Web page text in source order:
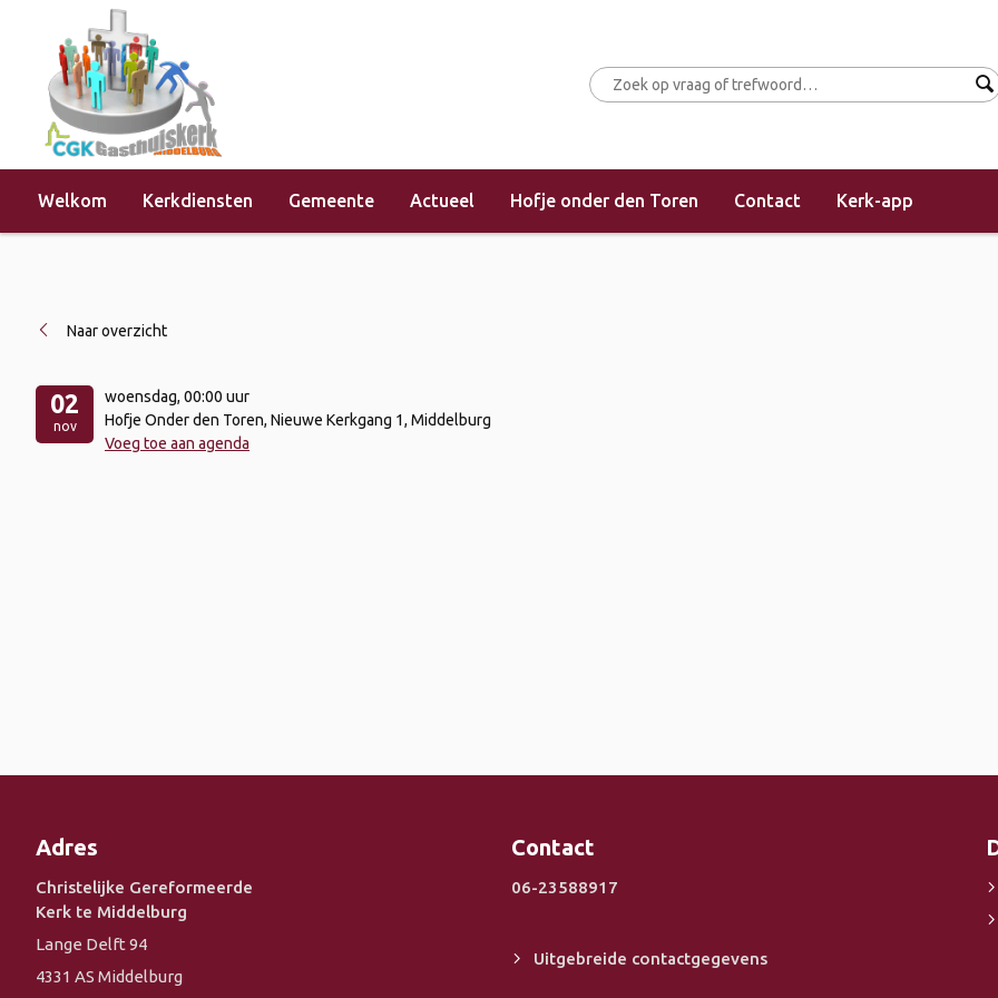
Welkom Kerkdiensten Gemeente Actueel Hofje onder den Toren Contact Kerk-app
Home »Evenementen »Alpha Youth
Naar overzicht
02
nov
woensdag, 00:00 uur
Hofje Onder den Toren, Nieuwe Kerkgang 1, Middelburg
Voeg toe aan agenda
Adres
Christelijke Gereformeerde
Kerk te Middelburg
Lange Delft 94
4331 AS Middelburg
Contact
06-23588917
Uitgebreide contactgegevens